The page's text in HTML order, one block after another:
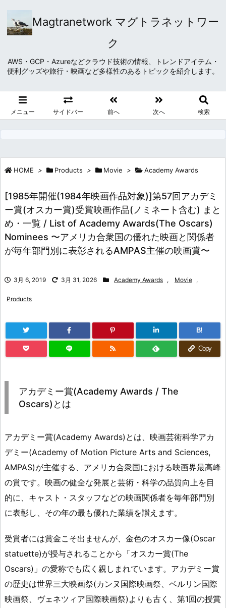
Magtranetwork マグトラネットワー
ク
AWS・GCP・Azureなどクラウド技術の情報、トレンドアイテム・
便利グッズや旅行・映画など多様性のあるトピックを紹介します。
メニュー サイドバー 前へ 次へ 検索
HOME > Products > Movie > Academy Awards
[1985年開催(1984年映画作品対象)]第57回アカデミ
ー賞(オスカー賞)受賞映画作品(ノミネート含む) まと
め・一覧 / List of Academy Awards(The Oscars)
Nominees 〜アメリカ合衆国の優れた映画と関係者
が毎年部門別に表彰されるAMPAS主催の映画賞〜
3月 6, 2019 3月 31, 2026 Academy Awards , Movie ,
Products
B!
Copy
アカデミー賞(Academy Awards / The
Oscars)とは
アカデミー賞(Academy Awards)とは、映画芸術科学アカ
デミー(Academy of Motion Picture Arts and Sciences,
AMPAS)が主催する、アメリカ合衆国における映画界最高峰
の賞です。映画の健全な発展と芸術・科学の品質向上を目
的に、キャスト・スタッフなどの映画関係者を毎年部門別
に表彰し、その年の最も優れた業績を讃えます。
受賞者には賞金こそ出ませんが、金色のオスカー像(Oscar
statuette)が授与されることから「オスカー賞(The
Oscars)」の愛称でも広く親しまれています。アカデミー賞
の歴史は世界三大映画祭(カンヌ国際映画祭、ベルリン国際
映画祭、ヴェネツィア国際映画祭)よりも古く、第1回の授賞